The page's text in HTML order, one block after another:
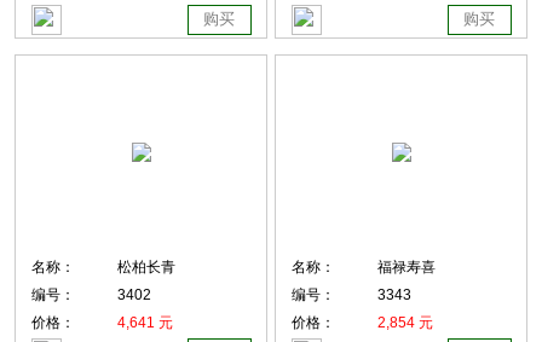
购买 购买
名称：
松柏长青
编号：
3402
价格：
4,641 元
名称：
福禄寿喜
编号：
3343
价格：
2,854 元